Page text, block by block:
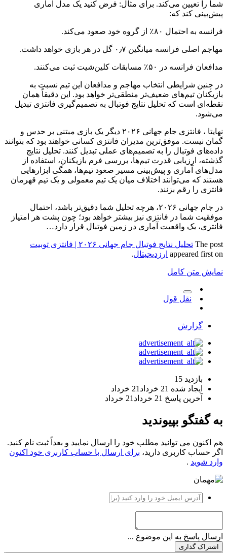
شما را تعیین می‌کند. برای مثال: فرض کنید یک مدل آماری
پیش‌بینی کند که:
فرانسه به احتمال ۸۰٪ از گروه خود صعود می‌کند.
مهاجم اصلی فرانسه میانگین ۰٫۷ گل در هر بازی خواهد داشت.
مدافعان فرانسه در ۵۰٪ مسابقات کلین‌شیت ثبت می‌کنند.
در چنین شرایطی انتخاب مهاجم و مدافعان این تیم نسبت به
بازیکنان تیم‌های ضعیف‌تر منطقی‌تر خواهد بود. این دقیقاً همان
نقطه‌ای است که تحلیل نتایج فوتبال به تصمیم‌گیری فانتزی تبدیل
می‌شود.
نهایتا ، فانتزی جام جهانی ۲۰۲۶ دیگر یک بازی مبتنی بر حدس و
گمان نیست. موفق‌ترین مدیران فانتزی کسانی خواهند بود که بتوانند
داده‌های فوتبال را به تصمیم‌های عملی تبدیل کنند. تحلیل نتایج
گذشته، ارزیابی قدرت تیم‌ها، بررسی فرم بازیکنان، استفاده از
مدل‌های آماری و پیش‌بینی مسیر صعود تیم‌ها، همگی ابزارهایی
هستند که می‌توانند اختلاف میان یک تیم معمولی و یک تیم قهرمان
فانتزی را رقم بزنند.
در جام جهانی ۲۰۲۶، هرچه تحلیل شما دقیق‌تر باشد، احتمال
موفقیت شما در فانتزی نیز بیشتر خواهد بود؛ چون پشت هر امتیاز
فانتزی، یک واقعیت آماری در زمین فوتبال قرار دارد…
The post تحلیل نتایج فوتبال جام جهانی ۲۰۲۶ | فانتزی توبیت
appeared first on ارزدیجیتال.
نمایش متن کامل
نقل قول
گزارش
بازدید 15
ایجاد شده 21 خرداد
21 خرداد
آخرین پاسخ 21 خرداد 21 خرداد
به گفتگو بپیوندید
هم اکنون می توانید مطلب خود را ارسال نمایید و بعداً ثبت نام کنید.
اگر حساب کاربری دارید، برای ارسال با حساب کاربری خود اکنون
وارد شوید .
ارسال پاسخ به این موضوع ...
اشتراک گذاری